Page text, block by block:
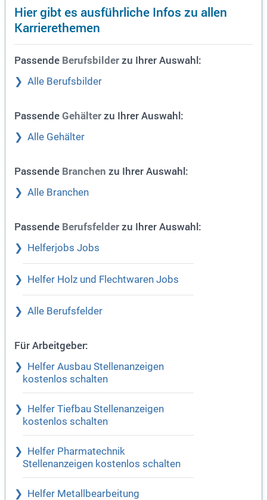
Hier gibt es ausführliche Infos zu allen
Karrierethemen
Passende Berufsbilder zu Ihrer Auswahl:
Alle Berufsbilder
Passende Gehälter zu Ihrer Auswahl:
Alle Gehälter
Passende Branchen zu Ihrer Auswahl:
Alle Branchen
Passende Berufsfelder zu Ihrer Auswahl:
Helferjobs Jobs
Helfer Holz und Flechtwaren Jobs
Alle Berufsfelder
Für Arbeitgeber:
Helfer Ausbau Stellenanzeigen
kostenlos schalten
Helfer Tiefbau Stellenanzeigen
kostenlos schalten
Helfer Pharmatechnik
Stellenanzeigen kostenlos schalten
Helfer Metallbearbeitung